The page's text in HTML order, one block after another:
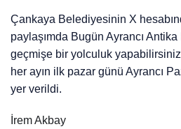
Çankaya Belediyesinin X
paylaşımda Bugün Ayrancı Antika
geçmişe bir yolculuk
her ayın ilk pazar günü Ayrancı
yer verildi.
İrem Akbay